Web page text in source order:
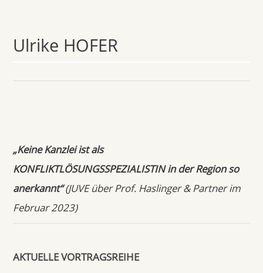
Ulrike HOFER
„Keine Kanzlei ist als
KONFLIKTLÖSUNGSSPEZIALISTIN in der Region so
anerkannt“(JUVE über Prof. Haslinger & Partner im
Februar 2023)
AKTUELLE VORTRAGSREIHE